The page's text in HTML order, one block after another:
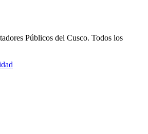
Públicos del Cusco. Todos los